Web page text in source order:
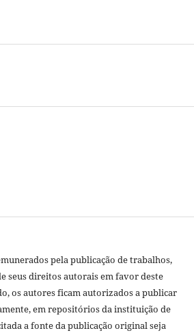
pela publicação de trabalhos,
seus direitos autorais em favor deste
os autores ficam autorizados a publicar
em repositórios da instituição de
a fonte da publicação original seja